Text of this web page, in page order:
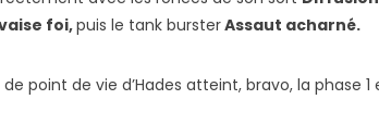
foi,puis le tank bursterAssaut acharné.
de point de vie d’Hades atteint, bravo, la phase